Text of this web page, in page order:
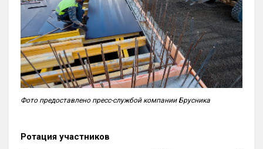
Фото предоставлено пресс-службой компании Брусника
Ротация участников